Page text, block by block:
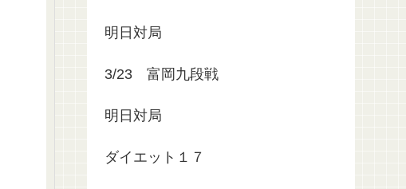
明日対局
3/23 富岡九段戦
明日対局
ダイエット１７